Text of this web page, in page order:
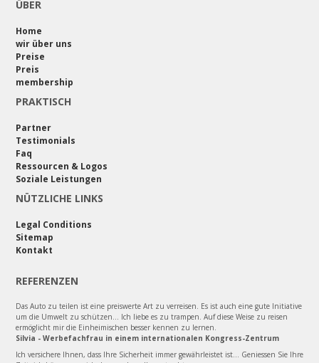
ÜBER
Home
wir über uns
Preise
Preis
membership
PRAKTISCH
Partner
Testimonials
Faq
Ressourcen & Logos
Soziale Leistungen
NÜTZLICHE LINKS
Legal Conditions
Sitemap
Kontakt
REFERENZEN
Das Auto zu teilen ist eine preiswerte Art zu verreisen. Es ist auch eine gute Initiative
um die Umwelt zu schützen... Ich liebe es zu trampen. Auf diese Weise zu reisen
ermöglicht mir die Einheimischen besser kennen zu lernen.
Silvia - Werbefachfrau in einem internationalen Kongress-Zentrum
Ich versichere Ihnen, dass Ihre Sicherheit immer gewährleistet ist... Geniessen Sie Ihre